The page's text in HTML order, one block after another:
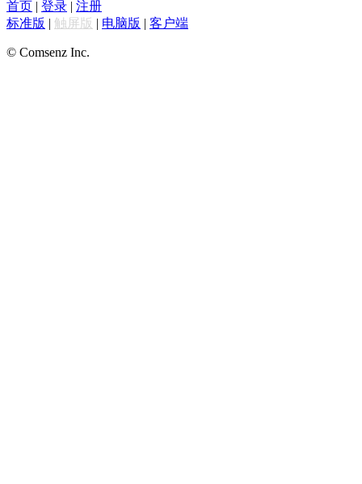
首页 | 登录 | 注册
标准版 | 触屏版 | 电脑版 | 客户端
© Comsenz Inc.